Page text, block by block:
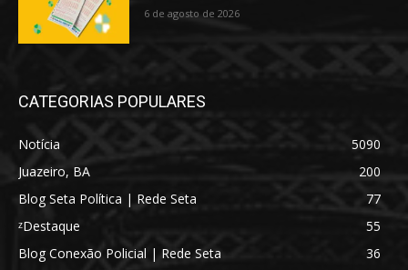
6 de agosto de 2026
CATEGORIAS POPULARES
Notícia
5090
Juazeiro, BA
200
Blog Seta Política | Rede Seta
77
ᶻDestaque
55
Blog Conexão Policial | Rede Seta
36